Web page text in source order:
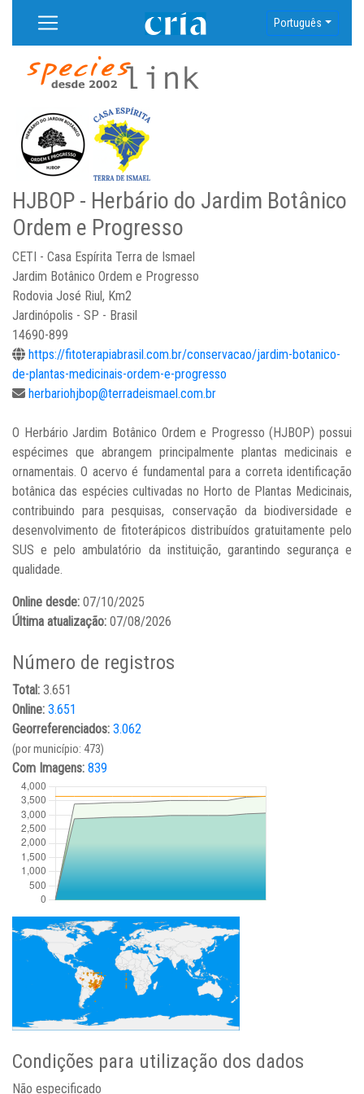
Português
HJBOP - Herbário do Jardim Botânico
Ordem e Progresso
CETI - Casa Espírita Terra de Ismael
Jardim Botânico Ordem e Progresso
Rodovia José Riul, Km2
Jardinópolis - SP - Brasil
14690-899
https://fitoterapiabrasil.com.br/conservacao/jardim-botanico-
de-plantas-medicinais-ordem-e-progresso
herbariohjbop@terradeismael.com.br
O Herbário Jardim Botânico Ordem e Progresso (HJBOP) possui
espécimes que abrangem principalmente plantas medicinais e
ornamentais. O acervo é fundamental para a correta identificação
botânica das espécies cultivadas no Horto de Plantas Medicinais,
contribuindo para pesquisas, conservação da biodiversidade e
desenvolvimento de fitoterápicos distribuídos gratuitamente pelo
SUS e pelo ambulatório da instituição, garantindo segurança e
qualidade.
Online desde: 07/10/2025
Última atualização: 07/08/2026
Número de registros
Total: 3.651
Online: 3.651
Georreferenciados: 3.062
(por município: 473)
Com Imagens: 839
Condições para utilização dos dados
Não especificado